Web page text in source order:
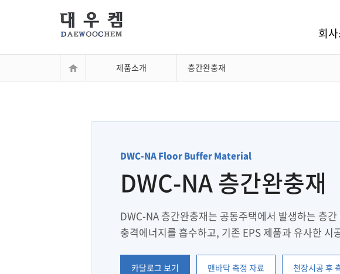
회
제품소개 층간완충재
DWC-NA Floor Buffer Material
DWC-NA 층간완충재
DWC-NA 층간완충재는 공동주택에서 발생하는 층
충격에너지를 흡수하고, 기존 EPS 제품과 유사한
카달로그 보기 맨바닥 측정 자료 천장시공 후